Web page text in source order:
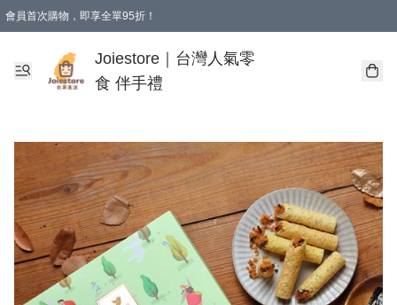
會員首次購物，即享全單95折！
購物滿 HKD 350.00即享免運費優惠！（適用於 本地送貨、本地取貨 )
Joiestore｜台灣人氣零
食 伴手禮